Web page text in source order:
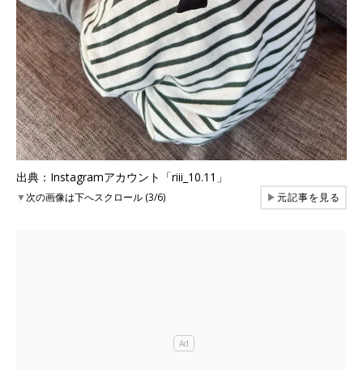
出典：Instagramアカウント「riii_10.11」
▼次の画像は下へスクロール (3/6) ▶元記事を見る